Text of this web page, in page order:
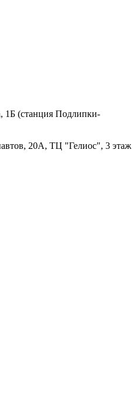
1Б (станция Подлипки-
20А, ТЦ "Гелиос", 3 этаж